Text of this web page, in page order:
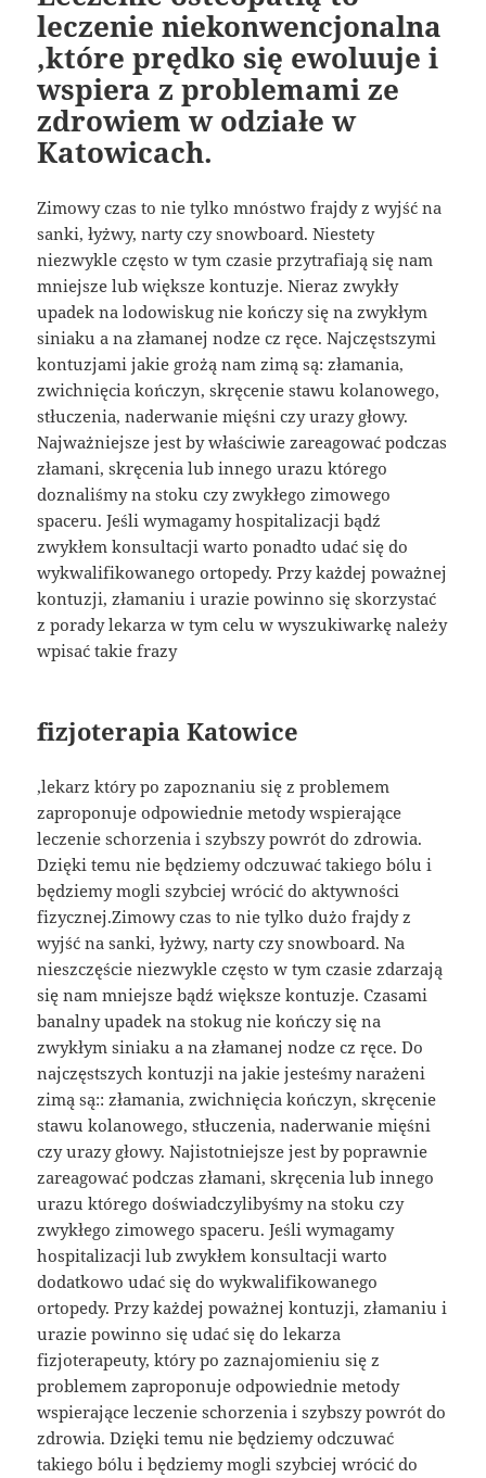
leczenie niekonwencjonalna
,które prędko się ewoluuje i
wspiera z problemami ze
zdrowiem w odziałe w
Katowicach.
Zimowy czas to nie tylko mnóstwo frajdy z wyjść na
sanki, łyżwy, narty czy snowboard. Niestety
niezwykle często w tym czasie przytrafiają się nam
mniejsze lub większe kontuzje. Nieraz zwykły
upadek na lodowiskug nie kończy się na zwykłym
siniaku a na złamanej nodze cz ręce. Najczęstszymi
kontuzjami jakie grożą nam zimą są: złamania,
zwichnięcia kończyn, skręcenie stawu kolanowego,
stłuczenia, naderwanie mięśni czy urazy głowy.
Najważniejsze jest by właściwie zareagować podczas
złamani, skręcenia lub innego urazu którego
doznaliśmy na stoku czy zwykłego zimowego
spaceru. Jeśli wymagamy hospitalizacji bądź
zwykłem konsultacji warto ponadto udać się do
wykwalifikowanego ortopedy. Przy każdej poważnej
kontuzji, złamaniu i urazie powinno się skorzystać
z porady lekarza w tym celu w wyszukiwarkę należy
wpisać takie frazy
fizjoterapia Katowice
,lekarz który po zapoznaniu się z problemem
zaproponuje odpowiednie metody wspierające
leczenie schorzenia i szybszy powrót do zdrowia.
Dzięki temu nie będziemy odczuwać takiego bólu i
będziemy mogli szybciej wrócić do aktywności
fizycznej.Zimowy czas to nie tylko dużo frajdy z
wyjść na sanki, łyżwy, narty czy snowboard. Na
nieszczęście niezwykle często w tym czasie zdarzają
się nam mniejsze bądź większe kontuzje. Czasami
banalny upadek na stokug nie kończy się na
zwykłym siniaku a na złamanej nodze cz ręce. Do
najczęstszych kontuzji na jakie jesteśmy narażeni
zimą są:: złamania, zwichnięcia kończyn, skręcenie
stawu kolanowego, stłuczenia, naderwanie mięśni
czy urazy głowy. Najistotniejsze jest by poprawnie
zareagować podczas złamani, skręcenia lub innego
urazu którego doświadczylibyśmy na stoku czy
zwykłego zimowego spaceru. Jeśli wymagamy
hospitalizacji lub zwykłem konsultacji warto
dodatkowo udać się do wykwalifikowanego
ortopedy. Przy każdej poważnej kontuzji, złamaniu i
urazie powinno się udać się do lekarza
fizjoterapeuty, który po zaznajomieniu się z
problemem zaproponuje odpowiednie metody
wspierające leczenie schorzenia i szybszy powrót do
zdrowia. Dzięki temu nie będziemy odczuwać
takiego bólu i będziemy mogli szybciej wrócić do